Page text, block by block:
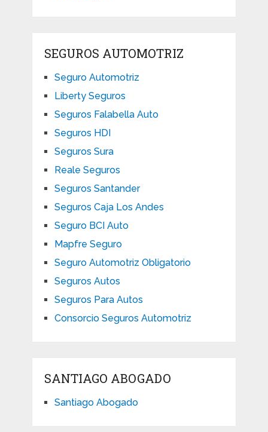
SEGUROS AUTOMOTRIZ
Seguro Automotriz
Liberty Seguros
Seguros Falabella Auto
Seguros HDI
Seguros Sura
Reale Seguros
Seguros Santander
Seguros Caja Los Andes
Seguro BCI Auto
Mapfre Seguro
Seguro Automotriz Obligatorio
Seguros Autos
Seguros Para Autos
Consorcio Seguros Automotriz
SANTIAGO ABOGADO
Santiago Abogado